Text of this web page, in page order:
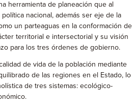
herramienta de planeación que al
nacional, además ser eje de la
un parteaguas en la conformación de
territorial e intersectorial y su visión
para los tres órdenes de gobierno.
de vida de la población mediante
de las regiones en el Estado, lo
de tres sistemas: ecológico-